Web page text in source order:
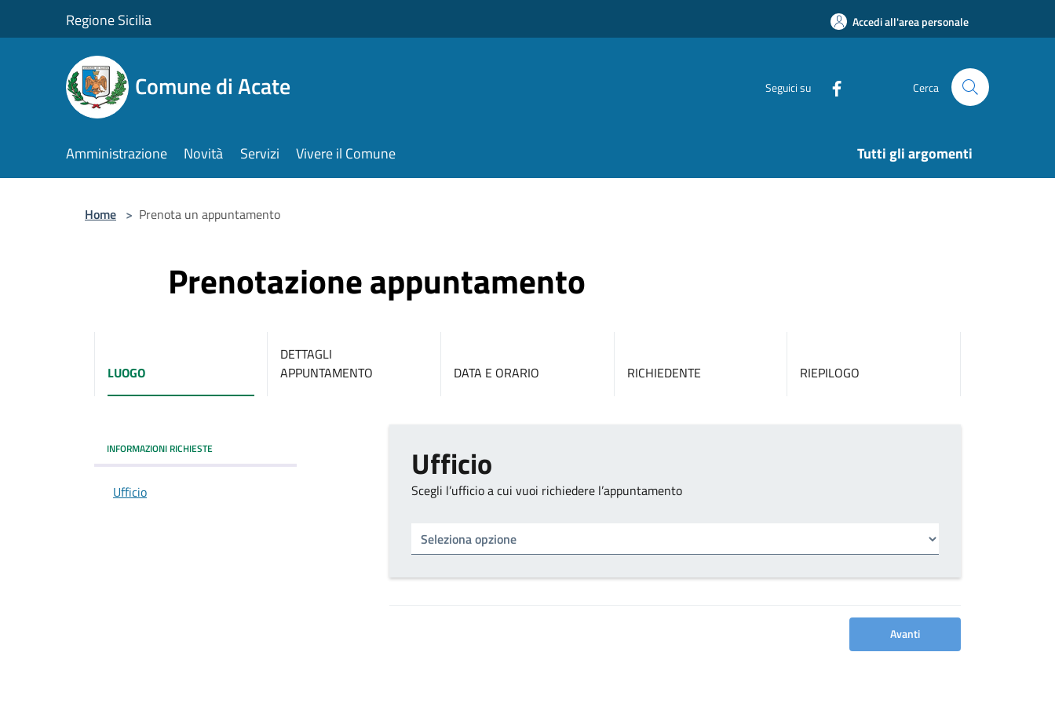
Regione Sicilia Accedi all'area personale
Comune di Acate Seguici su Cerca
Amministrazione Novità Servizi Vivere il Comune Tutti gli argomenti
Home > Prenota un appuntamento
Prenotazione appuntamento
LUOGO
DETTAGLI
APPUNTAMENTO
DATA E ORARIO RICHIEDENTE RIEPILOGO
INFORMAZIONI RICHIESTE
Ufficio
Ufficio
Scegli l’ufficio a cui vuoi richiedere l’appuntamento
Avanti